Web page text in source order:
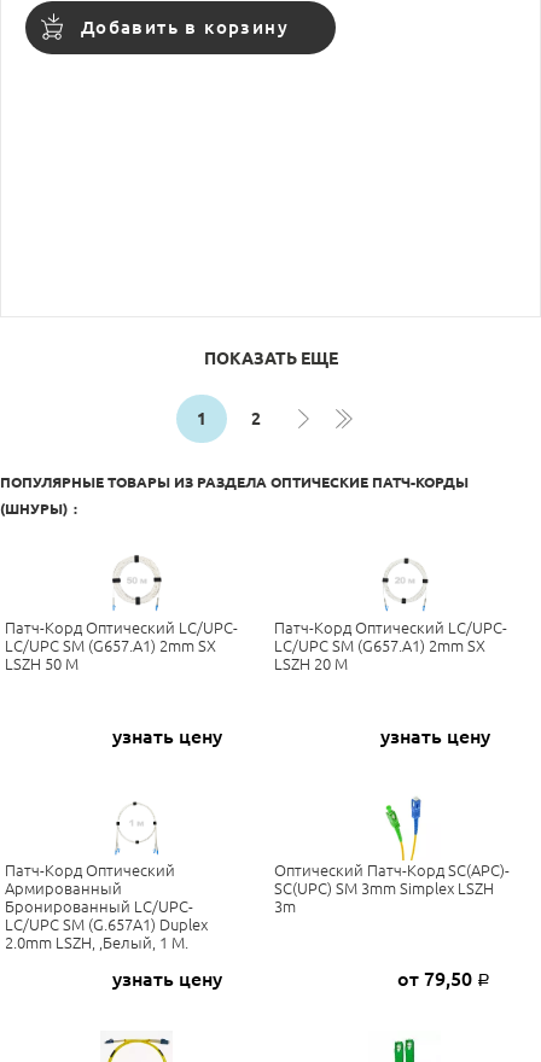
Добавить в корзину
ПОКАЗАТЬ ЕЩЕ
1 2
ПОПУЛЯРНЫЕ ТОВАРЫ ИЗ РАЗДЕЛА ОПТИЧЕСКИЕ ПАТЧ-КОРДЫ
(ШНУРЫ) :
Патч-Корд Оптический LC/UPC-
LC/UPC SM (G657.A1) 2mm SX
LSZH 50 М
узнать цену
Патч-Корд Оптический LC/UPC-
LC/UPC SM (G657.A1) 2mm SX
LSZH 20 М
узнать цену
Патч-Корд Оптический
Армированный
Бронированный LC/UPC-
LC/UPC SM (G.657A1) Duplex
2.0mm LSZH, ,белый, 1 М.
узнать цену
Оптический Патч-Корд SC(APC)-
SC(UPC) SM 3mm Simplex LSZH
3m
от 79,50 Р